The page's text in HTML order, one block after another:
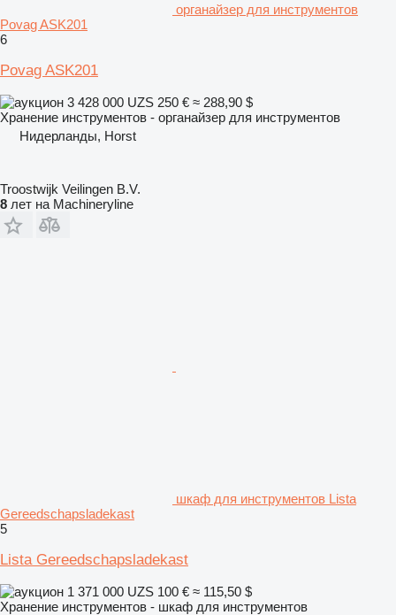
органайзер для инструментов
Povag ASK201
6
Povag ASK201
3 428 000 UZS 250 € ≈ 288,90 $
Хранение инструментов - органайзер для инструментов
Нидерланды, Horst
Troostwijk Veilingen B.V.
8 лет на Machineryline
шкаф для инструментов Lista
Gereedschapsladekast
5
Lista Gereedschapsladekast
1 371 000 UZS 100 € ≈ 115,50 $
Хранение инструментов - шкаф для инструментов